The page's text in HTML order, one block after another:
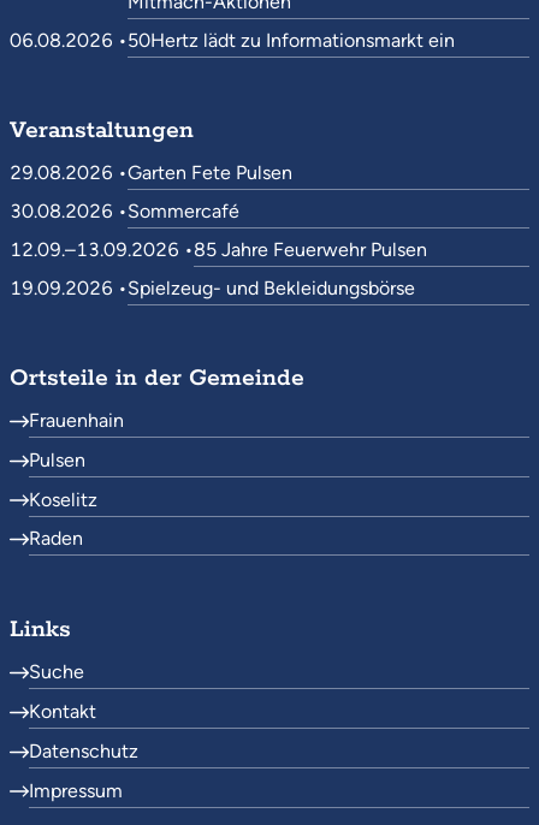
06.08.2026 •50Hertz lädt zu Informationsmarkt ein
Veranstaltungen
29.08.2026 •Garten Fete Pulsen
30.08.2026 •Sommercafé
12.09.–13.09.2026 •85 Jahre Feuerwehr Pulsen
19.09.2026 •Spielzeug- und Bekleidungsbörse
Ortsteile in der Gemeinde
Frauenhain
Pulsen
Koselitz
Raden
Links
Suche
Kontakt
Datenschutz
Impressum